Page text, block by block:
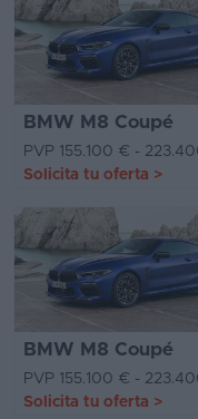
BMW M8 Coupé
PVP 155.100 € -
Solicita tu oferta >
BMW M8 Coupé
PVP 155.100 € -
Solicita tu oferta >